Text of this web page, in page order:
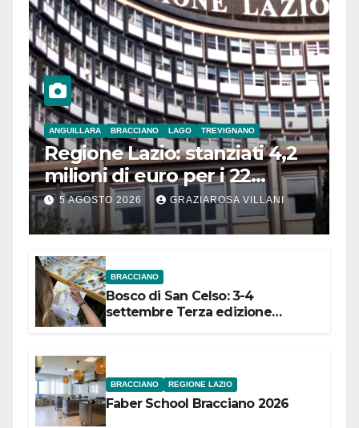
ANGUILLARA BRACCIANO LAGO TREVIGNANO
Regione Lazio: stanziati 4,2
milioni di euro per i 22
Comuni dell’Etruria
Meridionale
5 AGOSTO 2026 GRAZIAROSA VILLANI
BRACCIANO
Bosco di San Celso: 3-4
settembre Terza edizione
BRACCIANO REGIONE LAZIO
Faber School Bracciano 2026